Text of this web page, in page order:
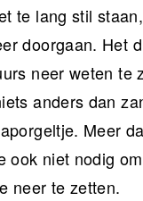
te lang stil
doorgaan. Het
neer weten te
anders dan
Meer
ook niet nodig
neer te zetten.